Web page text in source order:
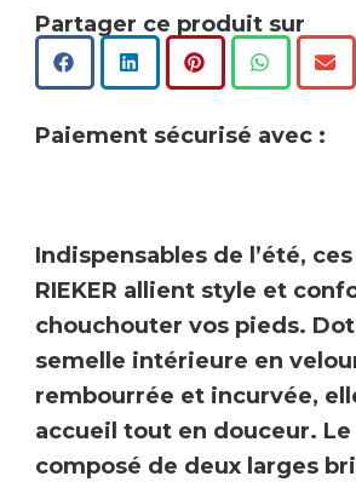
Partager ce produit sur
Paiement sécurisé avec :
Indispensables de l’été,
RIEKER allient style et
chouchouter vos pieds.
semelle intérieure en
rembourrée et incurvée,
accueil tout en douceur.
composé de deux larges